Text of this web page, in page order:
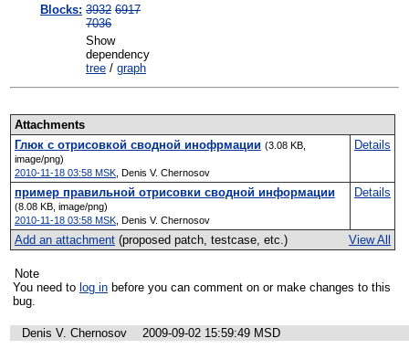
Blocks: 3932 6917
7036
Show
dependency
tree / graph
Attachments
Глюк с отрисовкой сводной инофрмации (3.08 KB,
image/png)
2010-11-18 03:58 MSK, Denis V. Chernosov
Details
пример правильной отрисовки сводной информации
(8.08 KB, image/png)
2010-11-18 03:58 MSK, Denis V. Chernosov
Details
View All
Add an attachment(proposed patch, testcase, etc.)
Note
You need to log in
bug.
Denis V. Chernosov
2009-09-02 15:59:49 MSD